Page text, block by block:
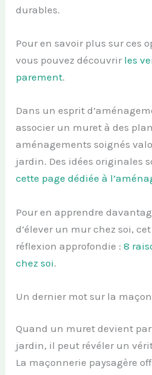
durables.
Pour en savoir plus sur ces
vous pouvez découvrir les
parement.
Dans un esprit
associer un muret à des
aménagements soignés
jardin. Des idées originales
cette page dédiée à
Pour en apprendre
d’élever un mur chez soi,
réflexion approfondie :8
chez soi.
Un dernier mot sur la
Quand un muret devient
jardin, il peut révéler un
La maçonnerie paysagère